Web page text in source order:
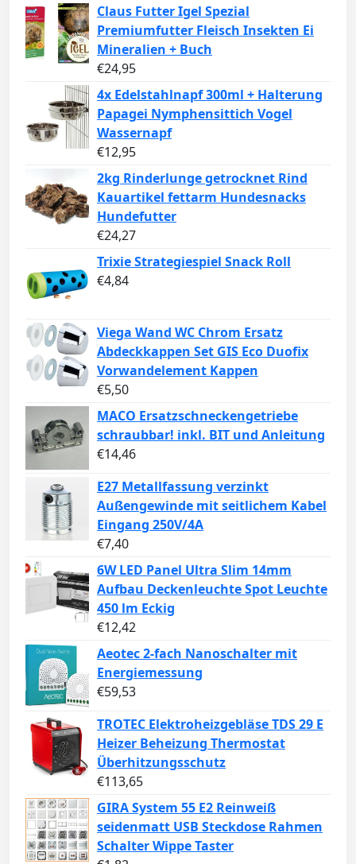
Claus Futter Igel Spezial
Premiumfutter Fleisch Insekten Ei
Mineralien + Buch
€24,95
4x Edelstahlnapf 300ml + Halterung
Papagei Nymphensittich Vogel
Wassernapf
€12,95
2kg Rinderlunge getrocknet Rind
Kauartikel fettarm Hundesnacks
Hundefutter
€24,27
Trixie Strategiespiel Snack Roll
€4,84
Viega Wand WC Chrom Ersatz
Abdeckkappen Set GIS Eco Duofix
Vorwandelement Kappen
€5,50
MACO Ersatzschneckengetriebe
schraubbar! inkl. BIT und Anleitung
€14,46
E27 Metallfassung verzinkt
Außengewinde mit seitlichem Kabel
Eingang 250V/4A
€7,40
6W LED Panel Ultra Slim 14mm
Aufbau Deckenleuchte Spot Leuchte
450 lm Eckig
€12,42
Aeotec 2-fach Nanoschalter mit
Energiemessung
€59,53
TROTEC Elektroheizgebläse TDS 29 E
Heizer Beheizung Thermostat
Überhitzungsschutz
€113,65
GIRA System 55 E2 Reinweiß
seidenmatt USB Steckdose Rahmen
Schalter Wippe Taster